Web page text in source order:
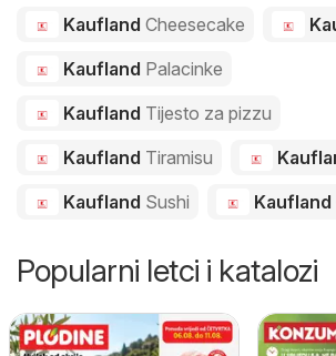
Kaufland Cheesecake
Kaufland Palacinke
Kaufland Tijesto za pizzu
Kaufland Tiramisu
Kaufland Sushi Kaufland
Popularni letci i katalozi